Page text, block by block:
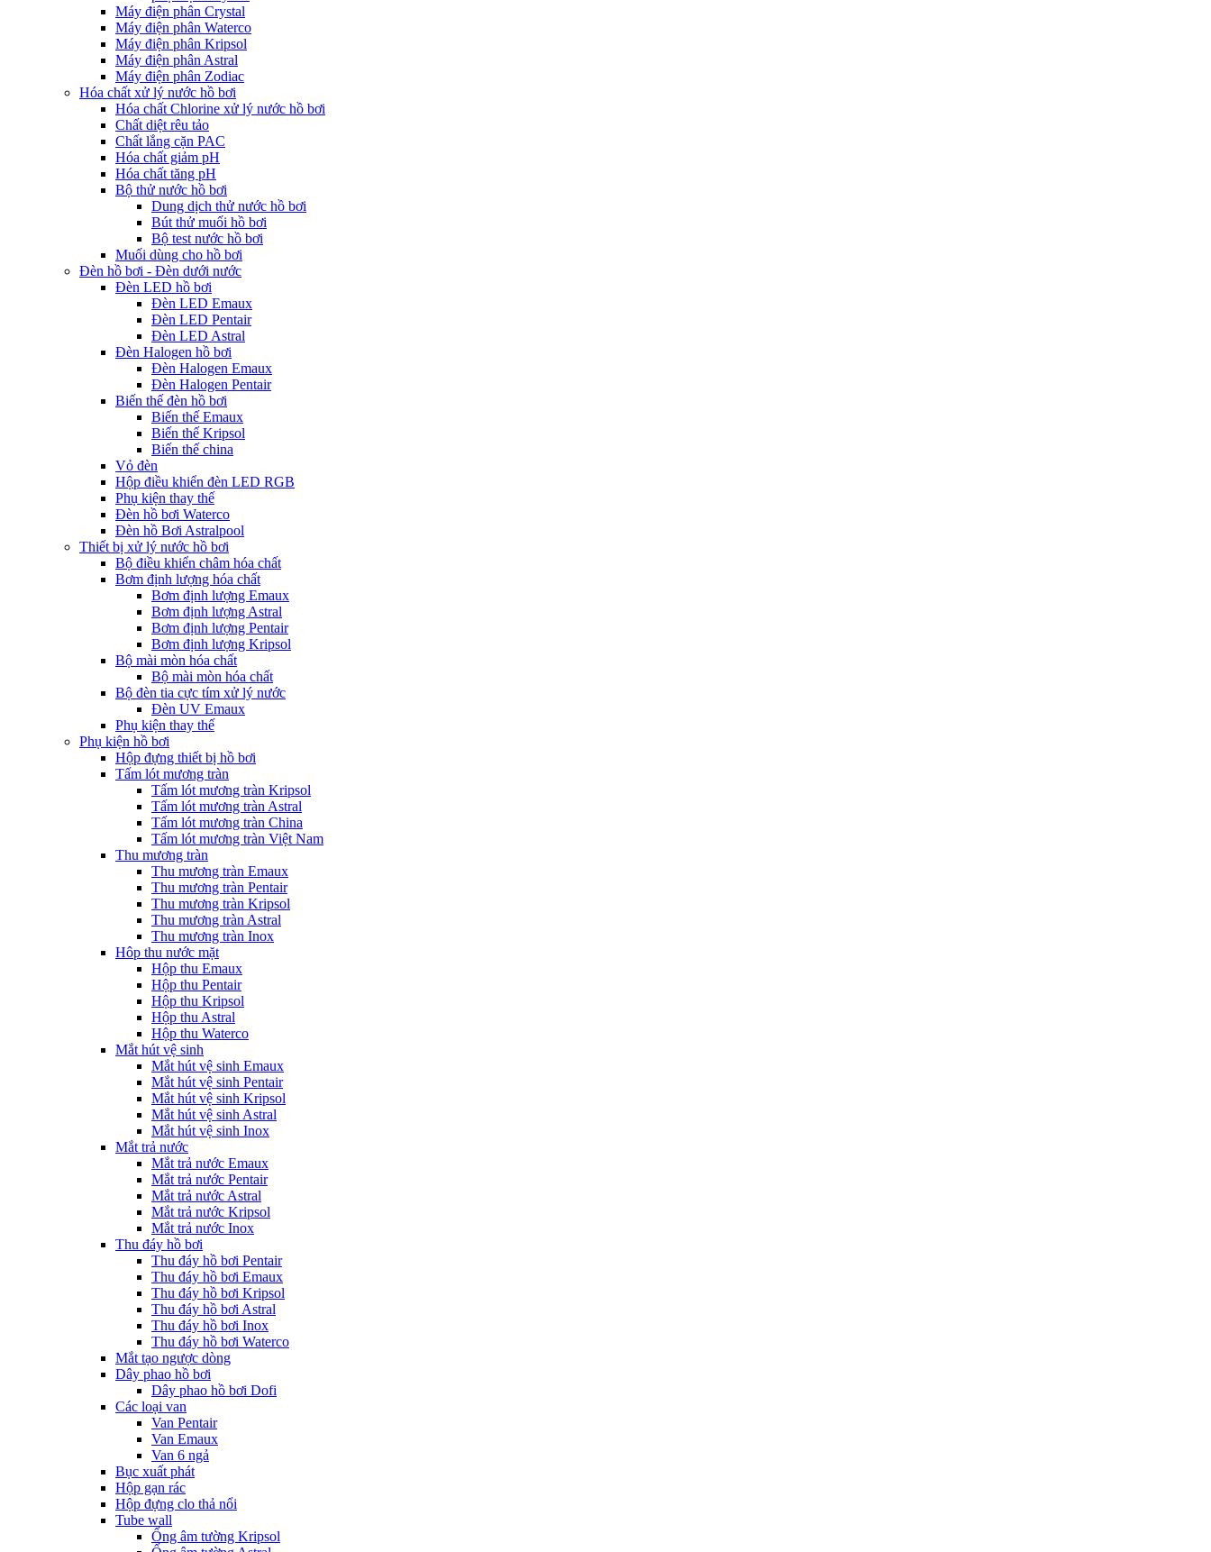
Máy điện phân Crystal
Máy điện phân Waterco
Máy điện phân Kripsol
Máy điện phân Astral
Máy điện phân Zodiac
Hóa chất xử lý nước hồ bơi
Hóa chất Chlorine xử lý nước hồ bơi
Chất diệt rêu tảo
Chất lắng cặn PAC
Hóa chất giảm pH
Hóa chất tăng pH
Bộ thử nước hồ bơi
Dung dịch thử nước hồ bơi
Bút thử muối hồ bơi
Bộ test nước hồ bơi
Muối dùng cho hồ bơi
Đèn hồ bơi - Đèn dưới nước
Đèn LED hồ bơi
Đèn LED Emaux
Đèn LED Pentair
Đèn LED Astral
Đèn Halogen hồ bơi
Đèn Halogen Emaux
Đèn Halogen Pentair
Biến thế đèn hồ bơi
Biến thế Emaux
Biến thế Kripsol
Biến thế china
Vỏ đèn
Hộp điều khiển đèn LED RGB
Phụ kiện thay thế
Đèn hồ bơi Waterco
Đèn hồ Bơi Astralpool
Thiết bị xử lý nước hồ bơi
Bộ điều khiển châm hóa chất
Bơm định lượng hóa chất
Bơm định lượng Emaux
Bơm định lượng Astral
Bơm định lượng Pentair
Bơm định lượng Kripsol
Bộ mài mòn hóa chất
Bộ mài mòn hóa chất
Bộ đèn tia cực tím xử lý nước
Đèn UV Emaux
Phụ kiện thay thế
Phụ kiện hồ bơi
Hộp đựng thiết bị hồ bơi
Tấm lót mương tràn
Tấm lót mương tràn Kripsol
Tấm lót mương tràn Astral
Tấm lót mương tràn China
Tấm lót mương tràn Việt Nam
Thu mương tràn
Thu mương tràn Emaux
Thu mương tràn Pentair
Thu mương tràn Kripsol
Thu mương tràn Astral
Thu mương tràn Inox
Hôp thu nước mặt
Hộp thu Emaux
Hộp thu Pentair
Hộp thu Kripsol
Hộp thu Astral
Hộp thu Waterco
Mắt hút vệ sinh
Mắt hút vệ sinh Emaux
Mắt hút vệ sinh Pentair
Mắt hút vệ sinh Kripsol
Mắt hút vệ sinh Astral
Mắt hút vệ sinh Inox
Mắt trả nước
Mắt trả nước Emaux
Mắt trả nước Pentair
Mắt trả nước Astral
Mắt trả nước Kripsol
Mắt trả nước Inox
Thu đáy hồ bơi
Thu đáy hồ bơi Pentair
Thu đáy hồ bơi Emaux
Thu đáy hồ bơi Kripsol
Thu đáy hồ bơi Astral
Thu đáy hồ bơi Inox
Thu đáy hồ bơi Waterco
Mắt tạo ngược dòng
Dây phao hồ bơi
Dây phao hồ bơi Dofi
Các loại van
Van Pentair
Van Emaux
Van 6 ngả
Bục xuất phát
Hộp gạn rác
Hộp đựng clo thả nổi
Tube wall
Ống âm tường Kripsol